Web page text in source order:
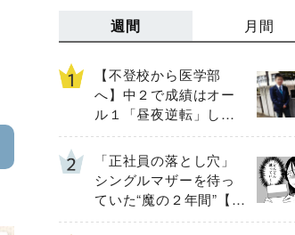
週間 月間
【不登校から医学部
へ】中２で成績はオー
ル１「昼夜逆転」した
わが子を”夜遊び”に連れ
出した母の気づき
「正社員の落とし穴」
シングルマザーを待っ
ていた“魔の２年間”【後
編】